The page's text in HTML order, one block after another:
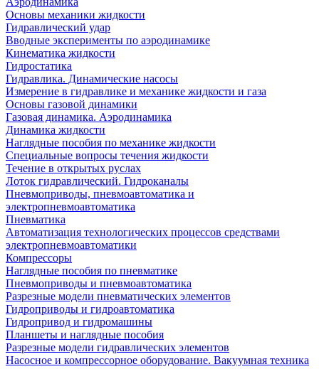
Основы механики жидкости
Гидравлический удар
Вводные эксперименты по аэродинамике
Кинематика жидкости
Гидростатика
Гидравлика. Динамические насосы
Измерение в гидравлике и механике жидкости и газа
Основы газовой динамики
Газовая динамика. Аэродинамика
Динамика жидкости
Наглядные пособия по механике жидкости
Специальные вопросы течения жидкости
Течение в открытых руслах
Лоток гидравлический. Гидроканалы
Пневмоприводы, пневмоавтоматика и
электропневмоавтоматика
Пневматика
Автоматизация технологических процессов средствами
электропневмоавтоматики
Компрессоры
Наглядные пособия по пневматике
Пневмоприводы и пневмоавтоматика
Разрезные модели пневматических элементов
Гидроприводы и гидроавтоматика
Гидропривод и гидромашины
Планшеты и наглядные пособия
Разрезные модели гидравлических элементов
Насосное и компрессорное оборудование. Вакуумная техника